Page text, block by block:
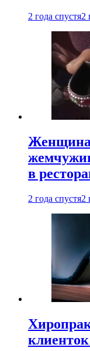
2 года спустя2
в
2 года спустя2